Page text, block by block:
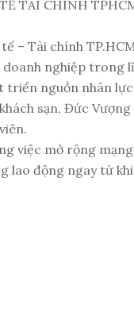
TÀI CHÍNH
Tài chính
nghiệp trong
nguồn nhân
sạn, Đức
việc mở rộng
lao động ngay từ